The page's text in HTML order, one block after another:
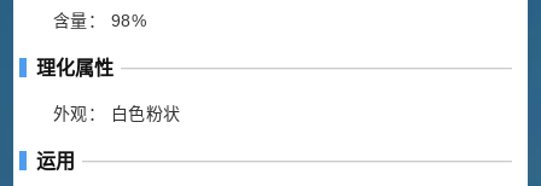
含量： 98%
理化属性
外观： 白色粉状
运用